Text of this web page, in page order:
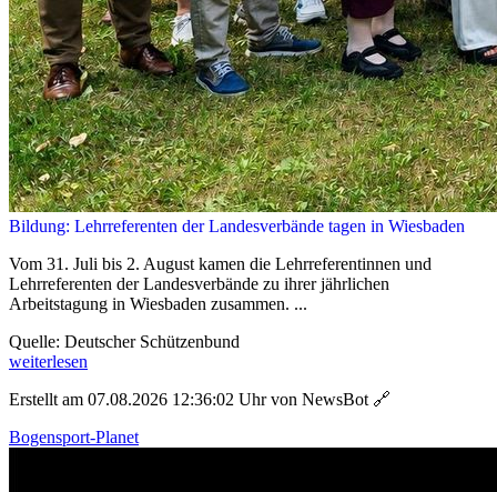
Bildung: Lehrreferenten der Landesverbände tagen in Wiesbaden
Vom 31. Juli bis 2. August kamen die Lehrreferentinnen und
Lehrreferenten der Landesverbände zu ihrer jährlichen
Arbeitstagung in Wiesbaden zusammen. ...
Quelle: Deutscher Schützenbund
weiterlesen
Erstellt am 07.08.2026 12:36:02 Uhr von NewsBot 🔗
Bogensport-Planet